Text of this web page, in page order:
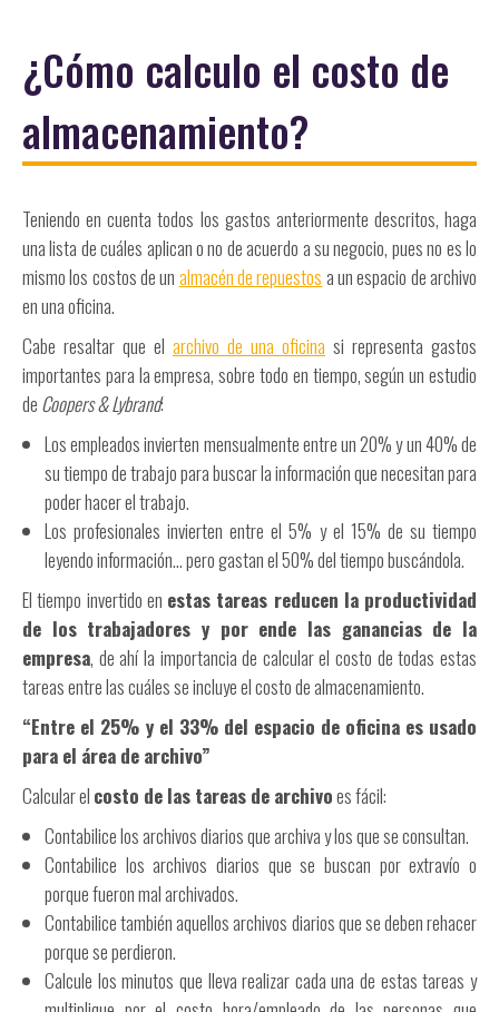
¿Cómo calculo el costo de
almacenamiento?
Teniendo en cuenta todos los gastos anteriormente descritos, haga
una lista de cuáles aplican o no de acuerdo a su negocio, pues no es lo
mismo los costos de un almacén de repuestos a un espacio de archivo
en una oficina.
Cabe resaltar que el archivo de una oficina si representa gastos
importantes para la empresa, sobre todo en tiempo, según un estudio
de Coopers & Lybrand:
Los empleados invierten mensualmente entre un 20% y un 40% de
su tiempo de trabajo para buscar la información que necesitan para
poder hacer el trabajo.
Los profesionales invierten entre el 5% y el 15% de su tiempo
leyendo información… pero gastan el 50% del tiempo buscándola.
El tiempo invertido en estas tareas reducen la productividad
de los trabajadores y por ende las ganancias de la
empresa, de ahí la importancia de calcular el costo de todas estas
tareas entre las cuáles se incluye el costo de almacenamiento.
“Entre el 25% y el 33% del espacio de oficina es usado
para el área de archivo”
Calcular el costo de las tareas de archivoes fácil:
Contabilice los archivos diarios que archiva y los que se consultan.
Contabilice los archivos diarios que se buscan por extravío o
porque fueron mal archivados.
Contabilice también aquellos archivos diarios que se deben rehacer
porque se perdieron.
Calcule los minutos que lleva realizar cada una de estas tareas y